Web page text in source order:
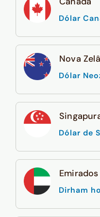
Dólar
Nova
Dólar
Dólar de
Dirham